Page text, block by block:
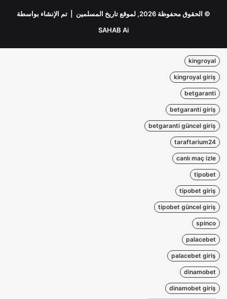
© الحقوق محفوظة 2026, لموقع تاريخ المسلمين | تم الإنشاء بواسطة
SAHAB Ai
kingroyal
kingroyal giriş
betgaranti
betgaranti giriş
betgaranti güncel giriş
taraftarium24
canlı maç izle
tipobet
tipobet giriş
tipobet güncel giriş
spinco
palacebet
palacebet giriş
dinamobet
dinamobet giriş